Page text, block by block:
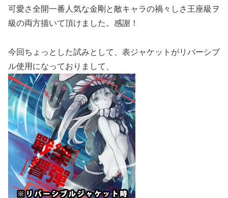
可愛さ全開一番人気な金剛と敵キャラの禍々しさ王座級ヲ
級の両方描いて頂けました。感謝！
今回ちょっとした試みとして、表ジャケットがリバーシブ
ル使用になっておりまして、